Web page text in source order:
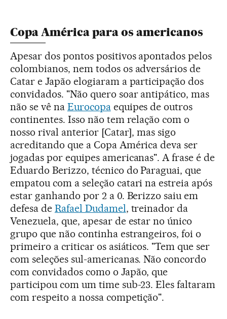
Copa América para os americanos
Apesar dos pontos positivos apontados pelos
colombianos, nem todos os adversários de
Catar e Japão elogiaram a participação dos
convidados. "Não quero soar antipático, mas
não se vê na Eurocopaequipes de outros
continentes. Isso não tem relação com o
nosso rival anterior [Catar], mas sigo
acreditando que a Copa América deva ser
jogadas por equipes americanas". A frase é de
Eduardo Berizzo, técnico do Paraguai, que
empatou com a seleção catari na estreia após
estar ganhando por 2 a 0. Berizzo saiu em
defesa de Rafael Dudamel, treinador da
Venezuela, que, apesar de estar no único
grupo que não continha estrangeiros, foi o
primeiro a criticar os asiáticos. "Tem que ser
com seleções sul-americanas. Não concordo
com convidados como o Japão, que
participou com um time sub-23. Eles faltaram
com respeito a nossa competição".